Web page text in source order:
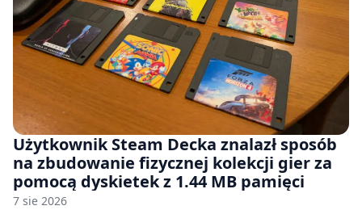
Użytkownik Steam Decka znalazł sposób
na zbudowanie fizycznej kolekcji gier za
pomocą dyskietek z 1.44 MB pamięci
7 sie 2026